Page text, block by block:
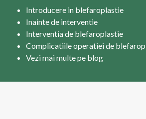
Introducere in blefaroplastie
Inainte de interventie
Interventia de blefaroplastie
Complicatiile operatiei de
Vezi mai multe pe blog